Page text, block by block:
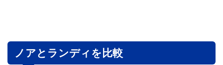
ノアとランディを比較